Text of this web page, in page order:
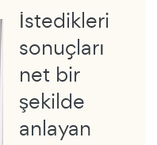
İstedikleri
sonuçları
net bir
şekilde
anlayan